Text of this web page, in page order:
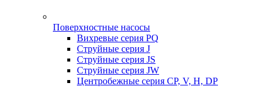
Поверхностные насосы
Вихревые серия PQ
Струйные серия J
Струйные серия JS
Струйные серия JW
Центробежные серия CP, V, H, DP